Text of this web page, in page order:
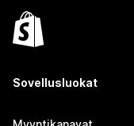
Sovellusluokat